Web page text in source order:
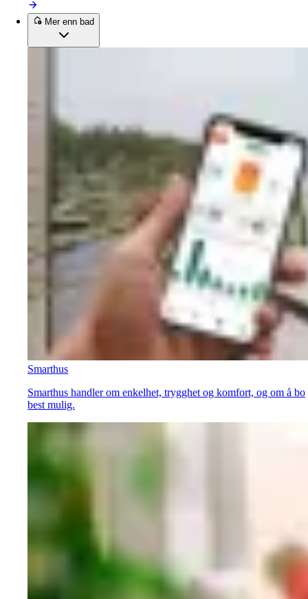
Mer enn bad
Smarthus
Smarthus handler om enkelhet, trygghet og komfort, og om å bo
best mulig.